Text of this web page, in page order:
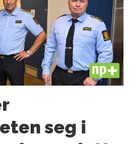
PLUS
seg i